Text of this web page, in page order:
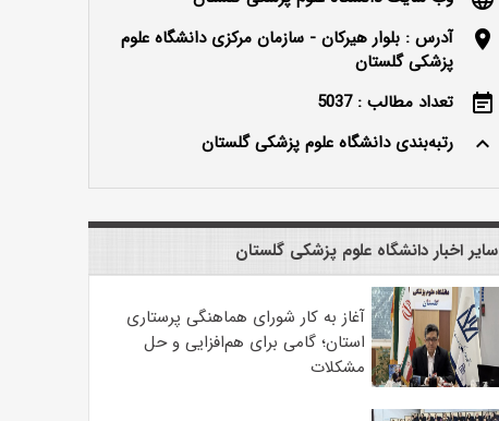
location_on
آدرس : بلوار هیرکان - سازمان مرکزی دانشگاه علوم
پزشکی گلستان
event_note
تعداد مطالب : 5037
keyboard_arrow_up
رتبه‌بندی دانشگاه علوم پزشکی گلستان
سایر اخبار دانشگاه علوم پزشکی گلستان
آغاز به کار شورای هماهنگی پرستاری
استان؛ گامی برای هم‌افزایی و حل
مشکلات